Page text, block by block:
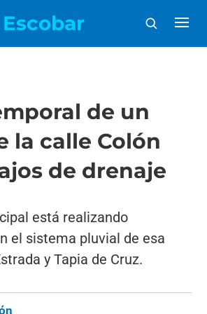
de un
la calle Colón
de drenaje
está realizando
el sistema pluvial de esa
y Tapia de Cruz.